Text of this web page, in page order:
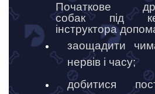
Початкове
собак під
інструктора
заощадити
нервів і часу;
добитися